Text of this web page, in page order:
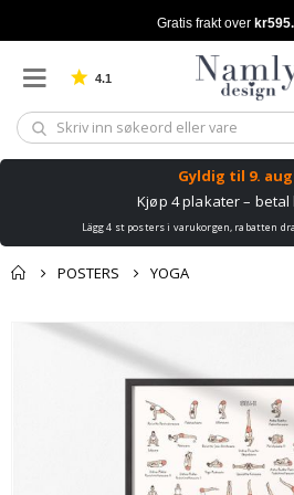
Gratis frakt over
4.1 Basert på 1030 stemmer
Gyldig til 9.
Kjøp 4 plakater – betal
Lägg 4 st posters i varukorgen, rabatten
POSTERS YOGA
Andre kjøpte
produkter